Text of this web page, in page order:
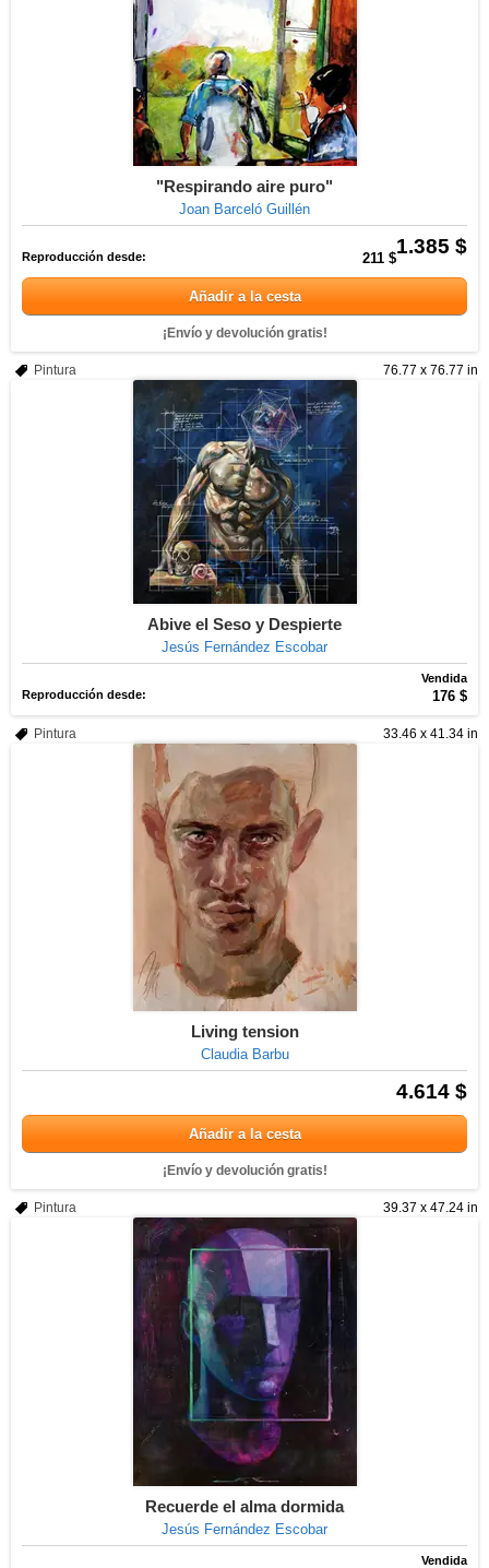
"Respirando aire puro"
Joan Barceló Guillén
1.385 $
Reproducción desde: 211 $
Añadir a la cesta
¡Envío y devolución gratis!
76.77 x 76.77 in
Pintura
Abive el Seso y Despierte
Jesús Fernández Escobar
Vendida
Reproducción desde:
176 $
33.46 x 41.34 in
Pintura
Living tension
Claudia Barbu
4.614 $
Añadir a la cesta
¡Envío y devolución gratis!
39.37 x 47.24 in
Pintura
Recuerde el alma dormida
Jesús Fernández Escobar
Vendida